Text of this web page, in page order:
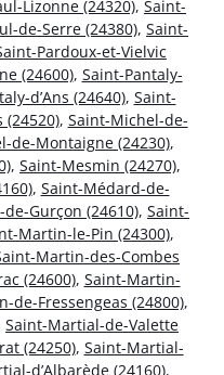
Lizonne (24320), Saint-
de-Serre (24380), Saint-
Pardoux-et-Vielvic
(24600), Saint-Pantaly-
d’Ans (24640), Saint-
(24520), Saint-Michel-de-
de-Montaigne (24230),
, Saint-Mesmin (24270),
, Saint-Médard-de-
Gurçon (24610), Saint-
Martin-le-Pin (24300),
Martin-des-Combes
(24600), Saint-Martin-
de-Fressengeas (24800),
Saint-Martial-de-Valette
(24250), Saint-Martial-
d’Albarède (24160),